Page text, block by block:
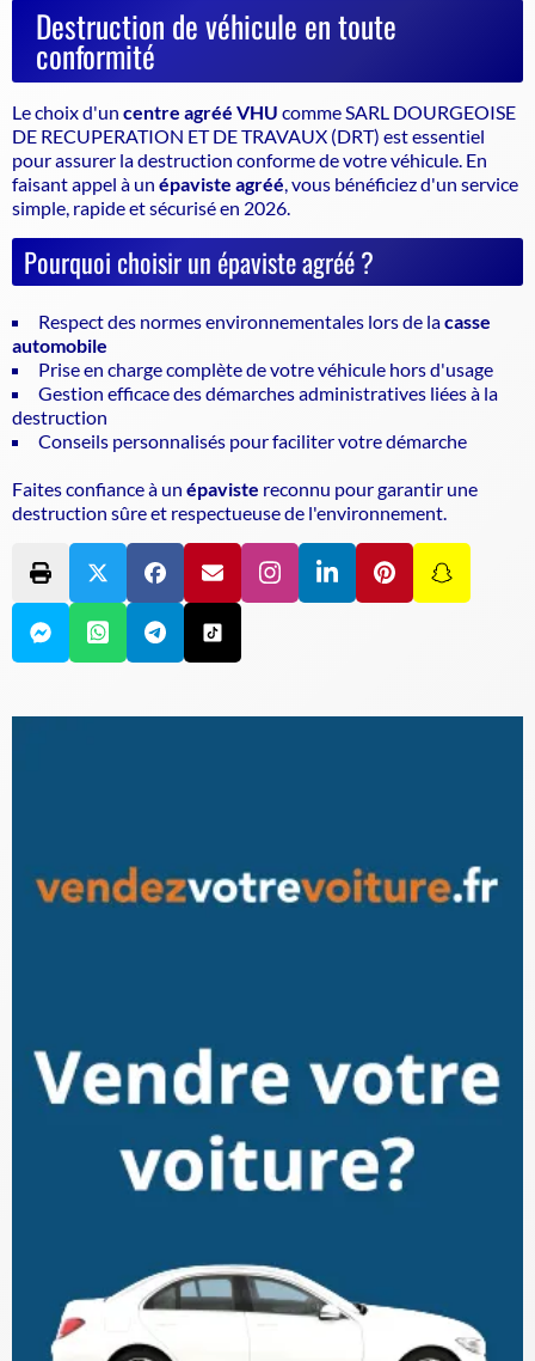
Destruction de véhicule en toute
conformité
Le choix d'un centre agréé VHU comme SARL DOURGEOISE
DE RECUPERATION ET DE TRAVAUX (DRT) est essentiel
pour assurer ladestruction conforme de votre véhicule . En
faisant appel à un épaviste agréé , vous bénéficiez d'un service
simple, rapide et sécurisé en 2026.
Pourquoi choisir un épaviste agréé ?
Respect des normes environnementales lors de lacasse
automobile
Prise en charge complète de votre véhicule hors d'usage
Gestion efficace des démarches administratives liées à la
destruction
Conseils personnalisés pour faciliter votre démarche
Faites confiance à un épaviste reconnu pour garantir une
destruction sûre et respectueuse de l'environnement.